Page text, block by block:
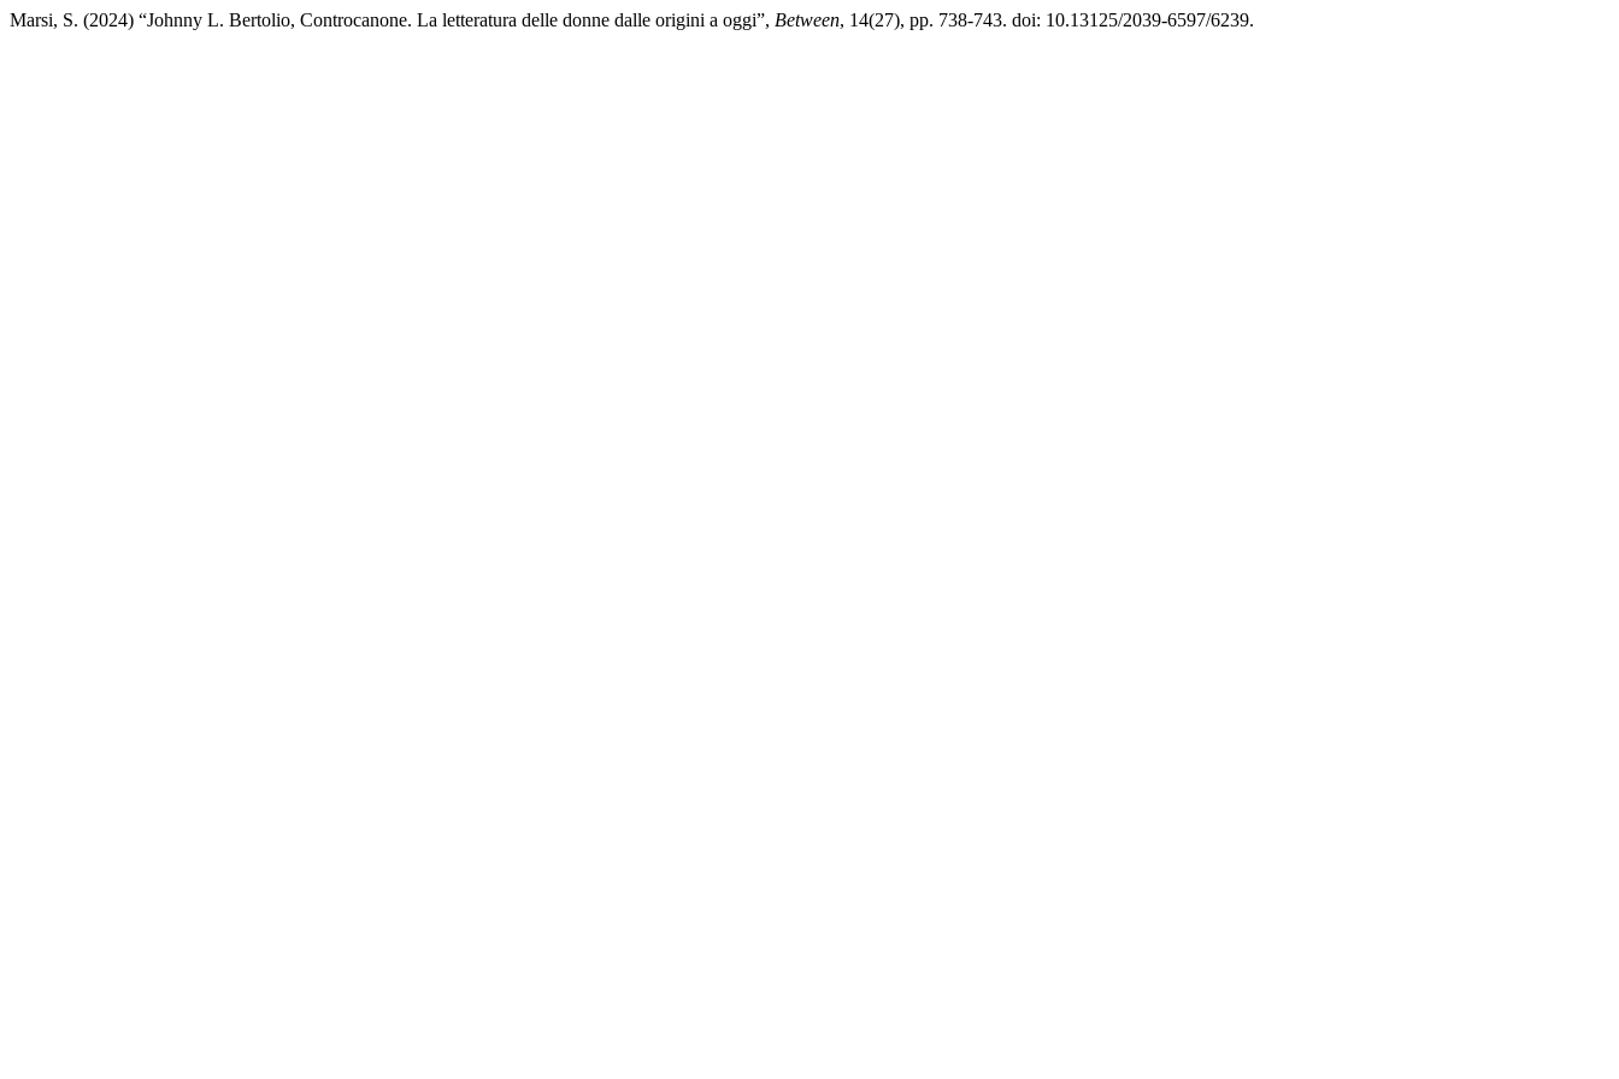
Marsi, S. (2024) “Johnny L. Bertolio, Controcanone. La letteratura delle donne dalle origini a oggi”, Between, 14(27), pp. 738-743. doi: 10.13125/2039-6597/6239.